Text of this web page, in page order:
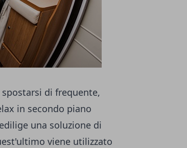
di frequente,
in secondo piano
una soluzione di
viene utilizzato